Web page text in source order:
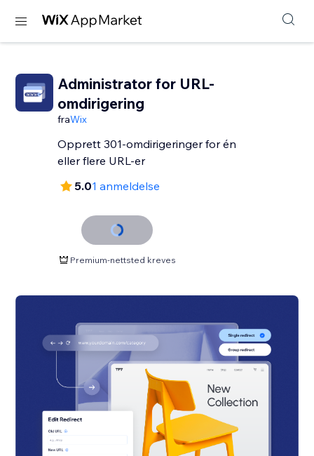
Administrator for URL-
omdirigering
fraWix
Opprett 301-omdirigeringer for én
eller flere URL-er
5.01 anmeldelse
Premium-nettsted kreves